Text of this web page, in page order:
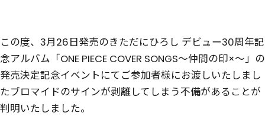
この度、3月26日発売のきただにひろし デビュー30周年記
念アルバム「ONE PIECE COVER SONGS～仲間の印×～」の
発売決定記念イベントにてご参加者様にお渡しいたしまし
たブロマイドのサインが剥離してしまう不備があることが
判明いたしました。